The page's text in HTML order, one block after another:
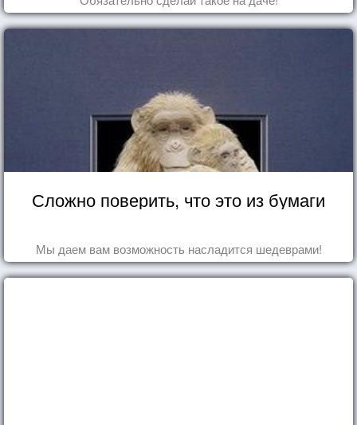
Сложно поверить, что это из бумаги
Мы даем вам возможность насладится шедеврами!